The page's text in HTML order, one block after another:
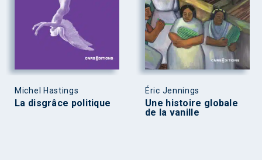
Michel Hastings
La disgrâce politique
Éric Jennings
Une histoire globale
de la vanille